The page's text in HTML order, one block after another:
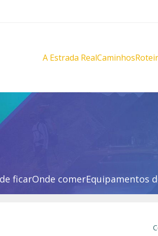
A Estrada RealCaminhos
ficarOnde comerEquipamentos